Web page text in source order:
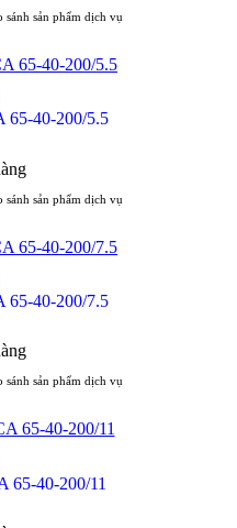
sánh sản phẩm dịch vụ
65-40-200/5.5
sánh sản phẩm dịch vụ
65-40-200/7.5
sánh sản phẩm dịch vụ
65-40-200/11